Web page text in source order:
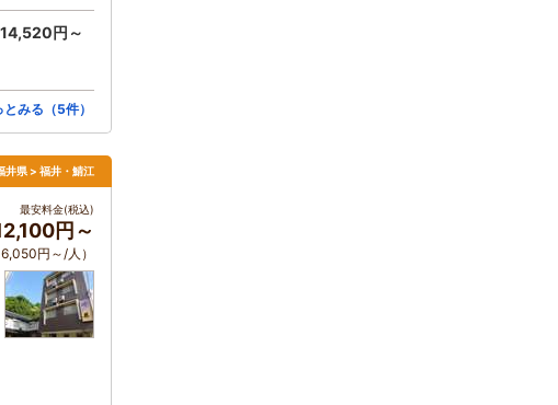
14,520円～
みる（5件）
井県 > 福井・鯖江
最安料金(税込)
円～
6,050円～/人）